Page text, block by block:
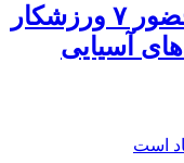
۲ مدال برنز نتیجه حضور ۷ ورزشکار
آسیایی